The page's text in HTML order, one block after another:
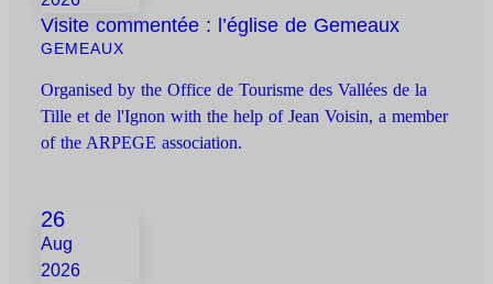
Visite commentée : l’église de Gemeaux
GEMEAUX
Organised by the Office de Tourisme des Vallées de la
Tille et de l'Ignon with the help of Jean Voisin, a member
of the ARPEGE association.
26
Aug
2026